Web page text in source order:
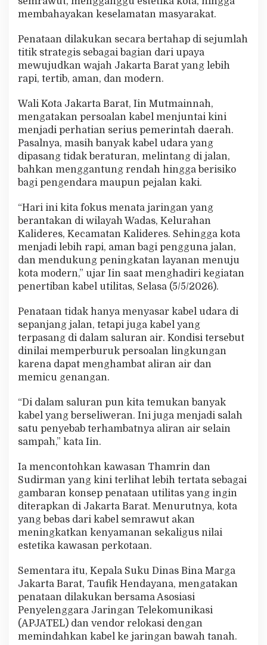
h
k
B
a
w
a
h
a
n
h
d
e
m
i
K
s
e
l
a
m
a
t
a
membahayakan keselamatan masyarakat.
Penataan dilakukan secara bertahap di sejumlah
titik strategis sebagai bagian dari upaya
mewujudkan wajah Jakarta Barat yang lebih
rapi, tertib, aman, dan modern.
Wali Kota Jakarta Barat, Iin Mutmainnah,
mengatakan persoalan kabel menjuntai kini
menjadi perhatian serius pemerintah daerah.
Pasalnya, masih banyak kabel udara yang
dipasang tidak beraturan, melintang di jalan,
bahkan menggantung rendah hingga berisiko
bagi pengendara maupun pejalan kaki.
“Hari ini kita fokus menata jaringan yang
berantakan di wilayah Wadas, Kelurahan
Kalideres, Kecamatan Kalideres. Sehingga kota
menjadi lebih rapi, aman bagi pengguna jalan,
dan mendukung peningkatan layanan menuju
kota modern,” ujar Iin saat menghadiri kegiatan
penertiban kabel utilitas, Selasa (5/5/2026).
Penataan tidak hanya menyasar kabel udara di
sepanjang jalan, tetapi juga kabel yang
terpasang di dalam saluran air. Kondisi tersebut
dinilai memperburuk persoalan lingkungan
karena dapat menghambat aliran air dan
memicu genangan.
“Di dalam saluran pun kita temukan banyak
kabel yang berseliweran. Ini juga menjadi salah
satu penyebab terhambatnya aliran air selain
sampah,” kata Iin.
Ia mencontohkan kawasan Thamrin dan
Sudirman yang kini terlihat lebih tertata sebagai
gambaran konsep penataan utilitas yang ingin
diterapkan di Jakarta Barat. Menurutnya, kota
yang bebas dari kabel semrawut akan
meningkatkan kenyamanan sekaligus nilai
estetika kawasan perkotaan.
Sementara itu, Kepala Suku Dinas Bina Marga
Jakarta Barat, Taufik Hendayana, mengatakan
penataan dilakukan bersama Asosiasi
Penyelenggara Jaringan Telekomunikasi
(APJATEL) dan vendor relokasi dengan
memindahkan kabel ke jaringan bawah tanah.